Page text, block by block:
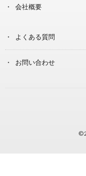
会社概要
よくある質問
お問い合わせ